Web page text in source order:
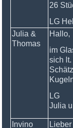
26
LG
Julia &
Thomas
Hallo,
im
sich
LG
Julia
Invino